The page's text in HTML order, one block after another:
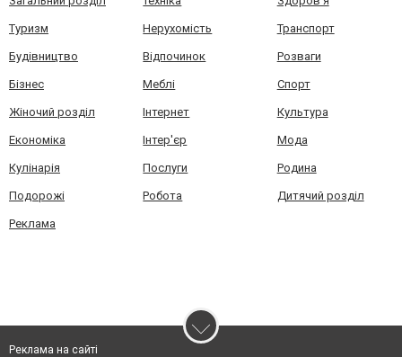
Туризм Нерухомість Транспорт
Будівництво Відпочинок Розваги
Бізнес Меблі Спорт
Жіночий розділ Інтернет Культура
Економіка Інтер'єр Мода
Кулінарія Послуги Родина
Подорожі Робота Дитячий розділ
Реклама
Реклама на сайті